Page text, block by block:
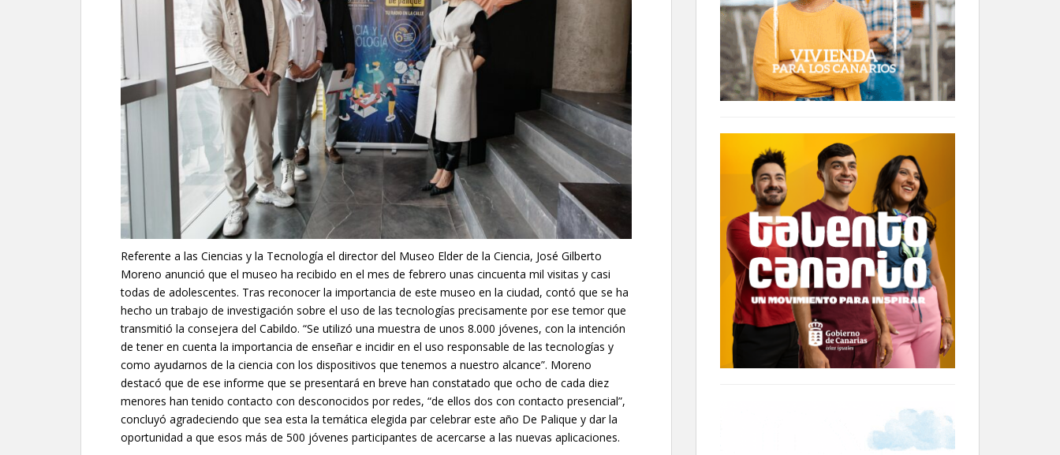
Referente a las Ciencias y la Tecnología el director del Museo Elder de la Ciencia, José Gilberto
Moreno anunció que el museo ha recibido en el mes de febrero unas cincuenta mil visitas y casi
todas de adolescentes. Tras reconocer la importancia de este museo en la ciudad, contó que se ha
hecho un trabajo de investigación sobre el uso de las tecnologías precisamente por ese temor que
transmitió la consejera del Cabildo. “Se utilizó una muestra de unos 8.000 jóvenes, con la intención
de tener en cuenta la importancia de enseñar e incidir en el uso responsable de las tecnologías y
como ayudarnos de la ciencia con los dispositivos que tenemos a nuestro alcance”. Moreno
destacó que de ese informe que se presentará en breve han constatado que ocho de cada diez
menores han tenido contacto con desconocidos por redes, “de ellos dos con contacto presencial”,
concluyó agradeciendo que sea esta la temática elegida par celebrar este año De Palique y dar la
oportunidad a que esos más de 500 jóvenes participantes de acercarse a las nuevas aplicaciones.